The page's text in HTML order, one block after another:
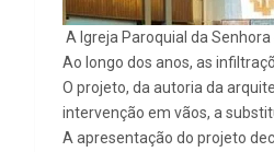
A Igreja Paroquial da
Ao longo dos anos, as
O projeto, da autoria da
intervenção em vãos, a
A apresentação do projeto